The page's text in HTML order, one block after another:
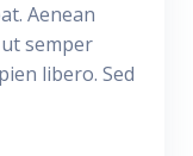
Aenean
semper
libero. Sed